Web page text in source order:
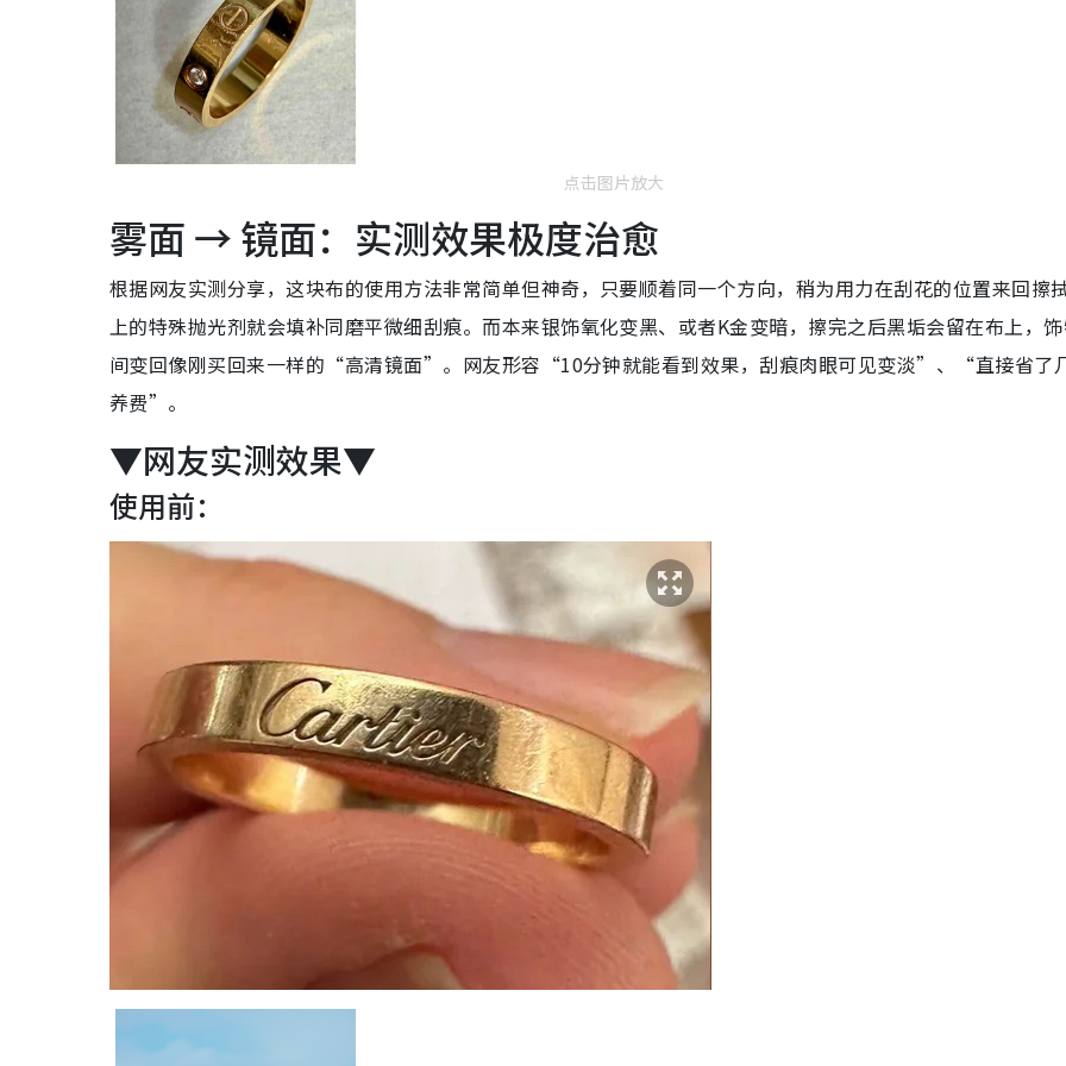
点击图片放大
雾面 → 镜面：实测效果极度治愈
根据网友实测分享，这块布的使用方法非常简单但神奇，只要顺着同一个方向，稍为用力在刮花的位置来回擦
上的特殊抛光剂就会填补同磨平微细刮痕。而本来银饰氧化变黑、或者K金变暗，擦完之后黑垢会留在布上，
间变回像刚买回来一样的“高清镜面”。网友形容“10分钟就能看到效果，刮痕肉眼可见变淡”、“直接省了
养费”。
▼网友实测效果▼
使用前：